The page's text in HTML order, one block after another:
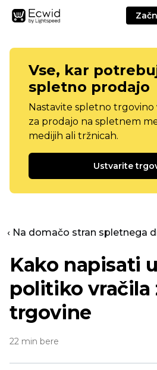
Vse, kar
spletno prodajo
Nastavite spletno
za prodajo na spletnem
medijih ali tržnicah.
Ustvarite
‹ Na domačo stran spletnega
Kako napisati
politiko vračila
trgovine
22 min bere